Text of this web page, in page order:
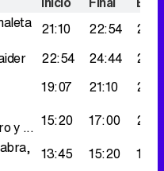
21:10 22:54
22:54 24:44
19:07 21:10
y ... 15:20 17:00
13:45 15:20